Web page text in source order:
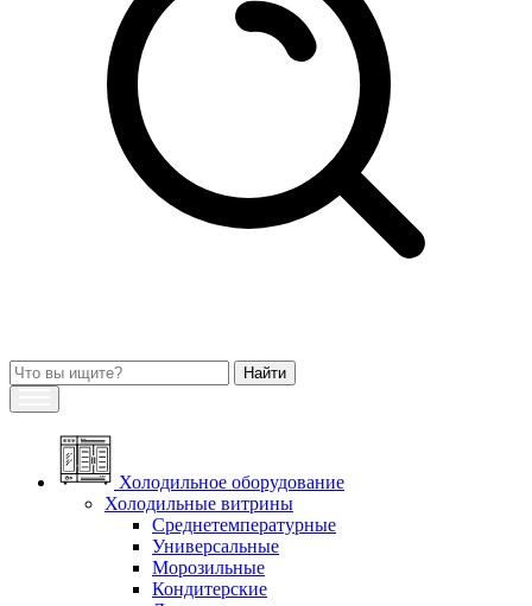
Холодильное оборудование
Холодильные витрины
Среднетемпературные
Универсальные
Морозильные
Кондитерские